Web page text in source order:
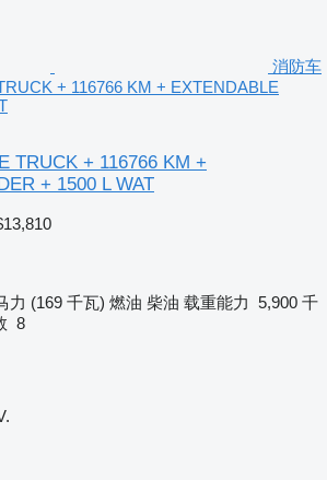
消防车
+ 116766 KM + EXTENDABLE
TRUCK + 116766 KM +
+ 1500 L WAT
力 (169 千瓦) 燃油 柴油 载重能力 5,900 千
8